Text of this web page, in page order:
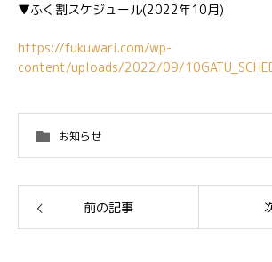
▼ふく割スケジュール(2022年10月)
https://fukuwari.com/wp-
content/uploads/2022/09/
お知らせ
前の記事